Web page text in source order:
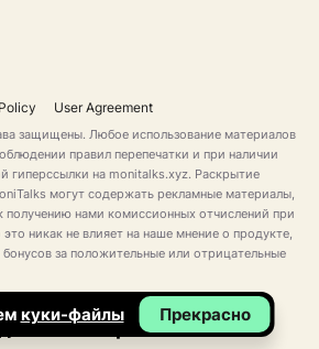
User Agreement
защищены. Любое использование материалов
правил перепечатки и при наличии
гиперссылки на monitalks.xyz. Раскрытие
могут содержать рекламные материалы,
получению нами комиссионных отчислений при
никак не влияет на наше мнение о продукте,
за положительные или отрицательные
Секси Криптанов
куки-файлы Прекрасно